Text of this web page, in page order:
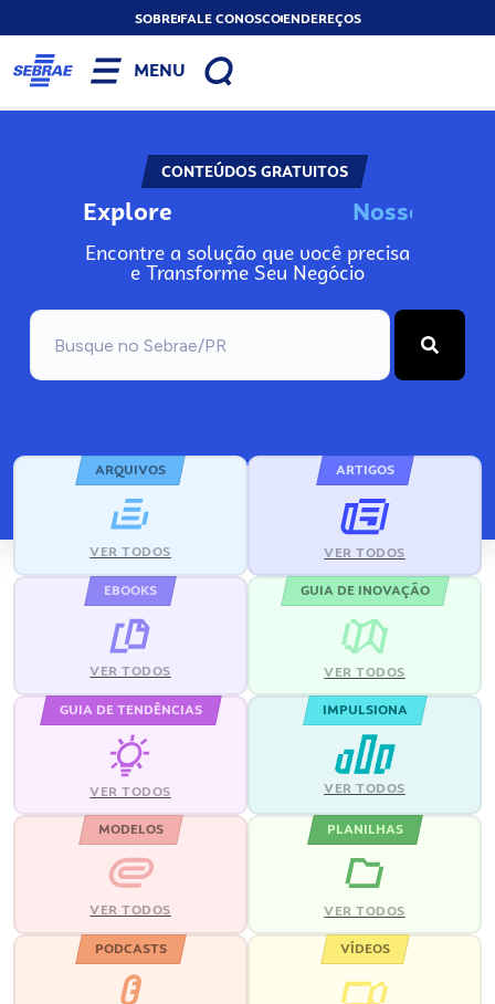
SOBREFALE CONOSCOENDEREÇOS
MENU
CONTEÚDOS GRATUITOS
Explore No
Encontre a solução que você precisa
e Transforme Seu Negócio
ARQUIVOS
VER TODOS
ARTIGOS
VER TODOS
EBOOKS
VER TODOS
GUIA DE INOVAÇÃO
VER TODOS
GUIA DE TENDÊNCIAS
VER TODOS
IMPULSIONA
VER TODOS
MODELOS
VER TODOS
PLANILHAS
VER TODOS
PODCASTS VÍDEOS